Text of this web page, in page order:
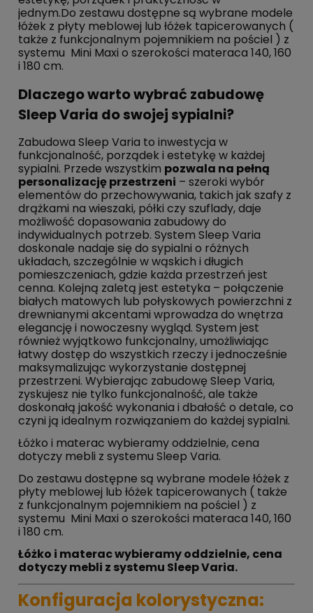
jednym.Do zestawu dostępne są wybrane modele
łóżek z płyty meblowej lub łóżek tapicerowanych (
także z funkcjonalnym pojemnikiem na pościel ) z
systemu Mini Maxi o szerokości materaca 140, 160
i 180 cm.
Dlaczego warto wybrać zabudowę
Sleep Varia do swojej sypialni?
Zabudowa Sleep Varia to inwestycja w
funkcjonalność, porządek i estetykę w każdej
sypialni. Przede wszystkim pozwala na pełną
personalizację przestrzeni – szeroki wybór
elementów do przechowywania, takich jak szafy z
drążkami na wieszaki, półki czy szuflady, daje
możliwość dopasowania zabudowy do
indywidualnych potrzeb. System Sleep Varia
doskonale nadaje się do sypialni o różnych
układach, szczególnie w wąskich i długich
pomieszczeniach, gdzie każda przestrzeń jest
cenna. Kolejną zaletą jest estetyka – połączenie
białych matowych lub połyskowych powierzchni z
drewnianymi akcentami wprowadza do wnętrza
elegancję i nowoczesny wygląd. System jest
również wyjątkowo funkcjonalny, umożliwiając
łatwy dostęp do wszystkich rzeczy i jednocześnie
maksymalizując wykorzystanie dostępnej
przestrzeni. Wybierając zabudowę Sleep Varia,
zyskujesz nie tylko funkcjonalność, ale także
doskonałą jakość wykonania i dbałość o detale, co
czyni ją idealnym rozwiązaniem do każdej sypialni.
Łóżko i materac wybieramy oddzielnie, cena
dotyczy mebli z systemu Sleep Varia.
Do zestawu dostępne są wybrane modele łóżek z
płyty meblowej lub łóżek tapicerowanych ( także
z funkcjonalnym pojemnikiem na pościel ) z
systemu Mini Maxi o szerokości materaca 140, 160
i 180 cm.
Łóżko i materac wybieramy oddzielnie, cena
dotyczy mebli z systemu Sleep Varia.
Konfiguracja kolorystyczna: